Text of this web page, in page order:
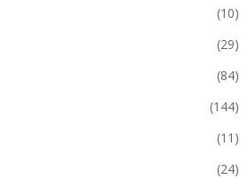
(10)
(29)
(84)
(144)
(11)
(24)